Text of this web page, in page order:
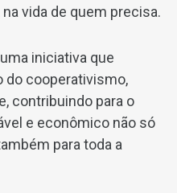
vida de quem precisa.
iniciativa que
do cooperativismo,
contribuindo para o
e econômico não só
para toda a